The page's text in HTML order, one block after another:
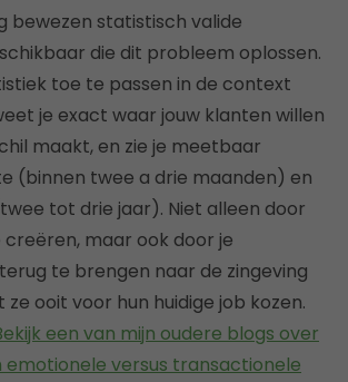
bewezen statistisch valide
die dit probleem oplossen.
toe te passen in de context
je exact waar jouw klanten willen
maakt, en zie je meetbaar
(binnen twee a drie maanden) en
tot drie jaar). Niet alleen door
maar ook door je
te brengen naar de zingeving
ooit voor hun huidige job kozen.
een van mijn oudere blogs over
versus transactionele